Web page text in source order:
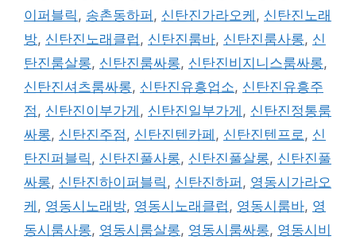
이퍼블릭 , 송촌동하퍼 , 신탄진가라오케 , 신탄진노래
방, 신탄진노래클럽 , 신탄진룸바, 신탄진룸사롱, 신
탄진룸살롱, 신탄진룸싸롱, 신탄진비지니스룸싸롱,
신탄진셔츠룸싸롱, 신탄진유흥업소, 신탄진유흥주
점 , 신탄진이부가게 , 신탄진일부가게 , 신탄진정통룸
싸롱, 신탄진주점 , 신탄진텐카페 , 신탄진텐프로 , 신
탄진퍼블릭 , 신탄진풀사롱, 신탄진풀살롱, 신탄진풀
싸롱, 신탄진하이퍼블릭 , 신탄진하퍼 , 영동시가라오
케 , 영동시노래방, 영동시노래클럽 , 영동시룸바, 영
동시룸사롱, 영동시룸살롱, 영동시룸싸롱, 영동시비